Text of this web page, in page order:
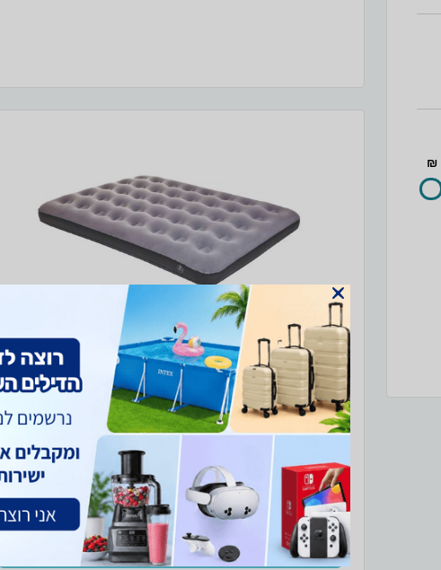
מיטה מתנפחת לזוג
מזרן עשוי PVC בעל מרקם קטיפתי לשימוש בשטח ובבית כולל
ערכה לתיקון חורים בעלת 2 פיות לניפוח נוח ויעיל מידות
22*137*191 סמ
מחיר מיוחד
99 ₪
₪32 למשלוח עד 15 ימי עסקים
קנו עכשיו